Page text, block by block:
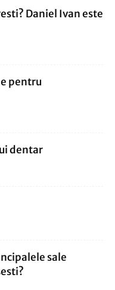
Daniel Ivan este
pentru
dentar
sale